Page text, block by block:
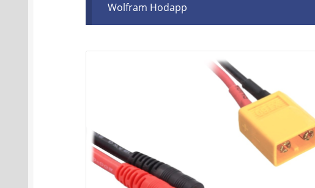
Wolfram Hodapp